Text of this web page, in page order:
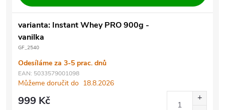
varianta: Instant Whey PRO 900g -
vanilka
GF_2540
Odesíláme za 3-5 prac. dnů
EAN: 5033579001098
Můžeme doručit do 18.8.2026
999 Kč